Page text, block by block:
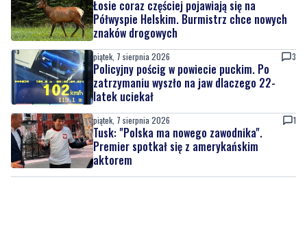
piątek, 7 sierpnia 2026
Policyjny pościg w powiecie puckim. Po
zatrzymaniu wyszło na jaw dlaczego 22-
latek uciekał
piątek, 7 sierpnia 2026
Tusk: "Polska ma nowego zawodnika".
Premier spotkał się z amerykańskim
aktorem